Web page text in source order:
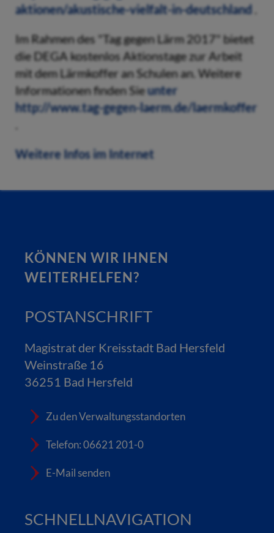
aktionen/akustische-vielfalt-in-deutschland
Im Rahmen des "Tag gegen Lärm 2017" bietet
die DEGA kostenlos Aktionstage zur Arbeit
mit dem Lärmkoffer an Schulen an. Weitere
Informationen finden Sieunter
http://www.tag-gegen-laerm.de/laermkoffer
Weitere Infos im Internet
KÖNNEN WIR IHNEN
WEITERHELFEN?
POSTANSCHRIFT
Magistrat der Kreisstadt Bad Hersfeld
Weinstraße 16
36251 Bad Hersfeld
Zu den Verwaltungsstandorten
Telefon: 06621 201-0
E-Mail senden
SCHNELLNAVIGATION